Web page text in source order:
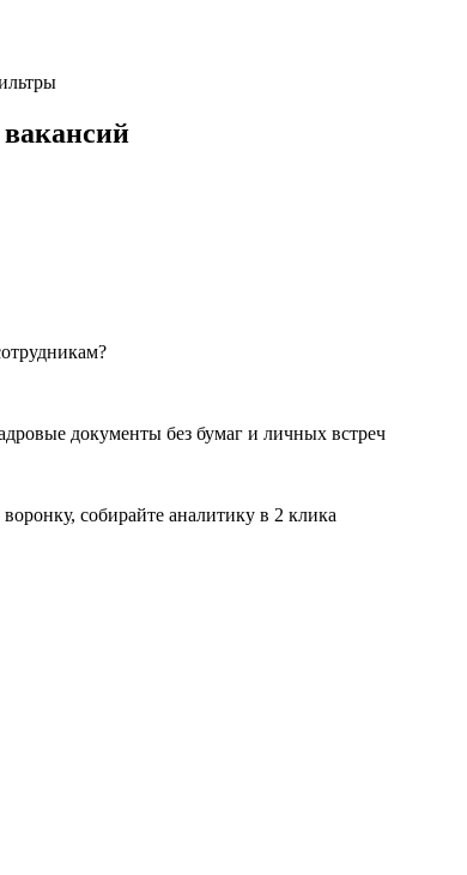
документы без бумаг и личных встреч
собирайте аналитику в 2 клика